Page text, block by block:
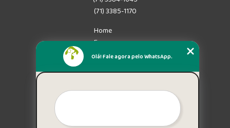
(71) 3385-1170
Home
Empresa
Missão
Mapa do site
Olá! Fale agora pelo WhatsApp.